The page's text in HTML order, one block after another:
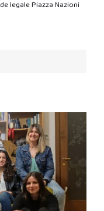
legale Piazza Nazioni